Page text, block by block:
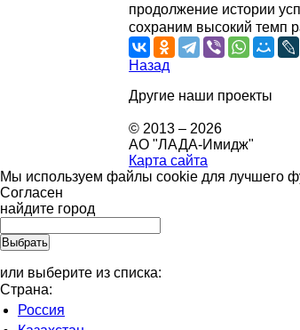
продолжение истории
сохраним высокий темп
Назад
Другие наши проекты
© 2013 – 2026
АО "ЛАДА-Имидж"
Карта сайта
Мы используем файлы cookie для лучшего
Согласен
найдите город
или выберите из списка:
Страна:
Россия